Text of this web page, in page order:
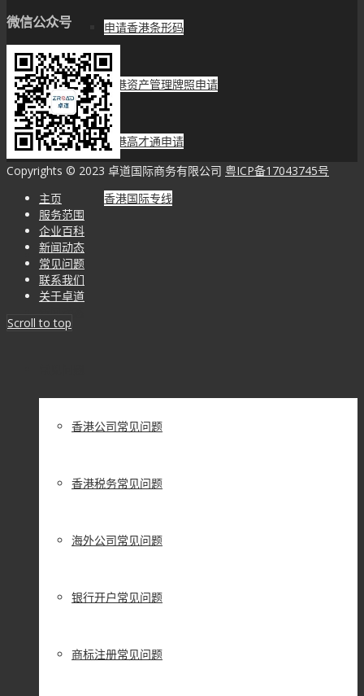
申请香港条形码
香港资产管理牌照申请
香港高才通申请
香港国际专线
企业百科
香港公司常见问题
香港税务常见问题
海外公司常见问题
银行开户常见问题
商标注册常见问题
微信公众号
Copyrights © 2023 卓道国际商务有限公司 粤ICP备17043745号
主页
服务范围
企业百科
新闻动态
常见问题
联系我们
关于卓道
Scroll to top